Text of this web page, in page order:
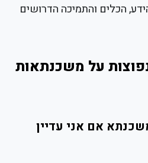
הכלים והתמיכה הדרושים
על משכנתאות
אם אני עדיין